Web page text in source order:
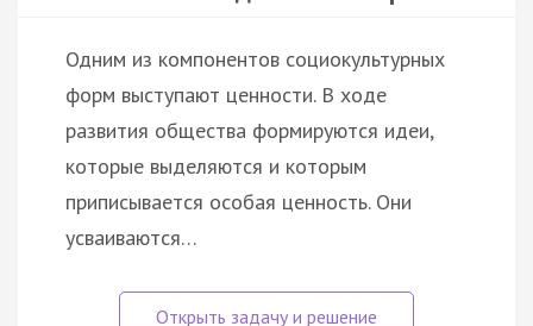
Одним из компонентов социокультурных
форм выступают ценности. В ходе
развития общества формируются идеи,
которые выделяются и которым
приписывается особая ценность. Они
усваиваются…